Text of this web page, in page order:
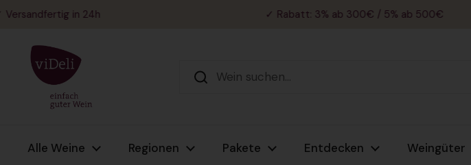
Zum Inhalt springen
in 24h ✓ Rabatt: 3% ab 300€ / 5% ab 500€
Alle Weine Regionen Pakete Entdecken Weingüter